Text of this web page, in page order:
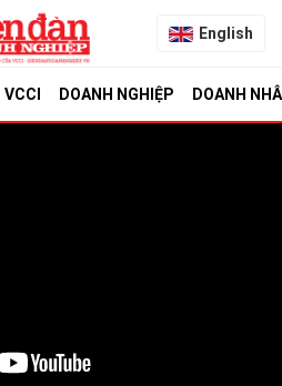
English
VCCI DOANH NGHIỆP DOANH